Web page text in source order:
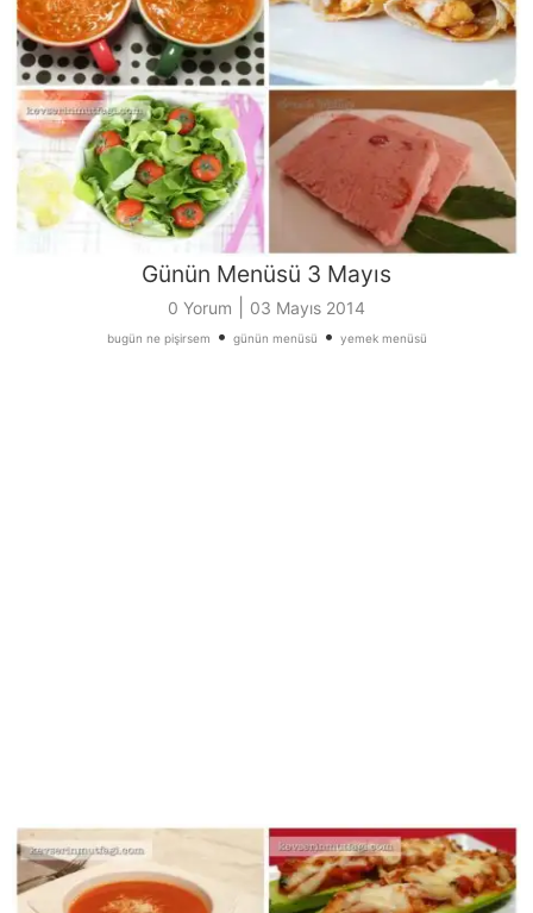
Günün Menüsü 3 Mayıs
0 Yorum 03 Mayıs 2014
bugün ne pişirsem • günün menüsü • yemek menüsü